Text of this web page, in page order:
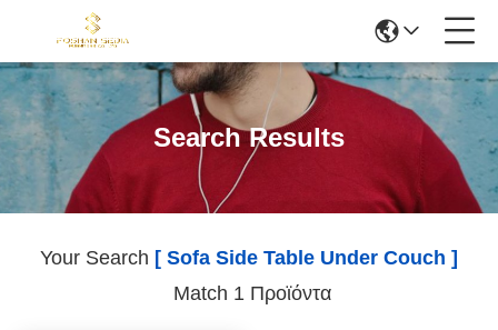
Search Results
Your Search [ Sofa Side Table Under Couch ]
Match 1 Προϊόντα